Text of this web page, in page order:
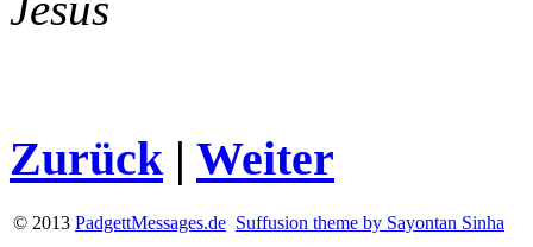
Zurück | Weiter
© 2013 PadgettMessages.de Suffusion theme by Sayontan Sinha